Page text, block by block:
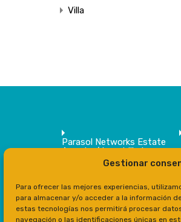
Gestionar
Para ofrecer las mejores experiencias,
para almacenar y/o acceder a la información
estas tecnologías nos permitirá procesar
navegación o las identificaciones únicas en
Villa
Parasol Networks Estate
Agents / Inmobiliaria
Prensa